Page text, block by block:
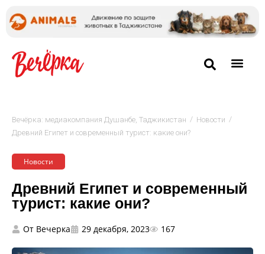
Вечёрка: медиакомпания Душанбе, Таджикистан / Новости /
Древний Египет и современный турист: какие они?
Новости
Древний Египет и современный
турист: какие они?
От Вечерка 29 декабря, 2023 167